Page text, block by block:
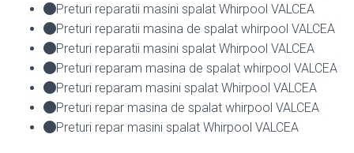
Preturi reparatii masini spalat Whirpool VALCEA
Preturi reparatii masina de spalat whirpool VALCEA
Preturi reparatii masini spalat Whirpool VALCEA
Preturi reparam masina de spalat whirpool VALCEA
Preturi reparam masini spalat Whirpool VALCEA
Preturi repar masina de spalat whirpool VALCEA
Preturi repar masini spalat Whirpool VALCEA